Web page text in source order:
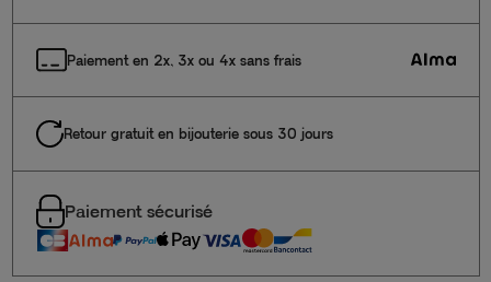
Paiement en 2x, 3x ou 4x sans frais
Retour gratuit en bijouterie sous 30 jours
Paiement sécurisé